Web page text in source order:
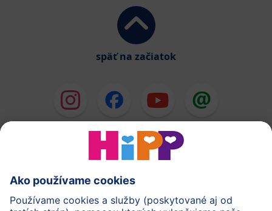
späť na začiatok
HiPP Mlieka
HiPP Príkrmy
HiPP Tehotenstvo